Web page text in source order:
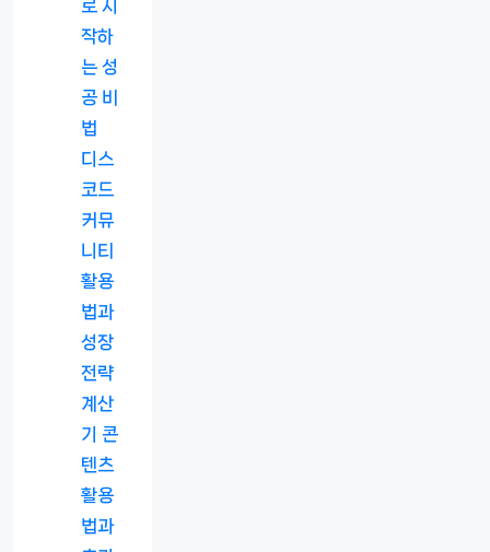
로 시
작하
는 성
공 비
법
디스
코드
커뮤
니티
활용
법과
성장
전략
계산
기 콘
텐츠
활용
법과